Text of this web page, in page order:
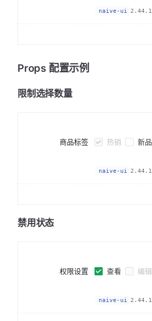
naive-ui 2.44.1
Props 配置示例
限制选择数量
naive-ui 2.44.1
商品标签 热销 新品
禁用状态
naive-ui 2.44.1
权限设置 查看 编辑